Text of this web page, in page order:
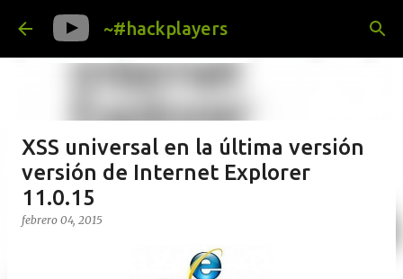
Ir al contenido principal
~#hackplayers
XSS universal en la última versión
versión de Internet Explorer
11.0.15
febrero 04, 2015